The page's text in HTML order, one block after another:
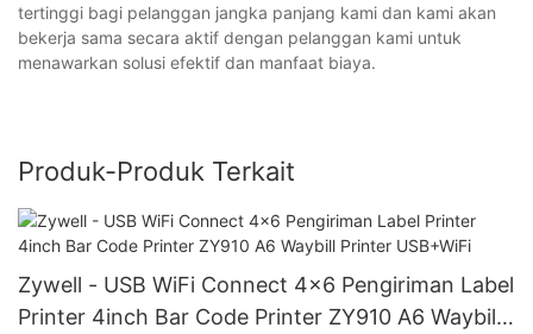
tertinggi bagi pelanggan jangka panjang kami dan kami akan
bekerja sama secara aktif dengan pelanggan kami untuk
menawarkan solusi efektif dan manfaat biaya.
Produk-Produk Terkait
Zywell - USB WiFi Connect 4x6 Pengiriman Label
Printer 4inch Bar Code Printer ZY910 A6 Waybill